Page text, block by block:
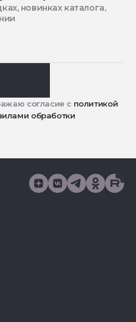
новинках каталога,
согласие с политикой
обработки